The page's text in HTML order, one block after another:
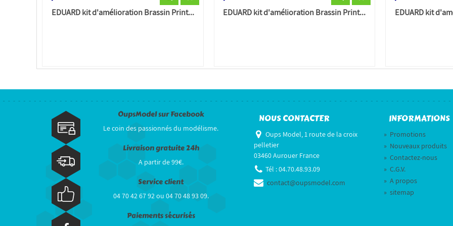
EDUARD kit d'amélioration Brassin Print... EDUARD kit d'amélioration Brassin Print... EDUARD kit
OupsModel sur Facebook
Le coin des passionnés du modélisme.
Livraison gratuite 24h
A partir de 99€.
Service client
04 70 42 67 92 ou 04 70 48 93 09.
Paiements sécurisés
NOUS CONTACTER
Oups Model, 1 route de la croix
pelletier
03460 Aurouer France
Tél :04.70.48.93.09
contact@oupsmodel.com
INFORMATIONS
» Promotions
» Nouveaux produits
» Contactez-nous
» C.G.V.
» A propos
» sitemap